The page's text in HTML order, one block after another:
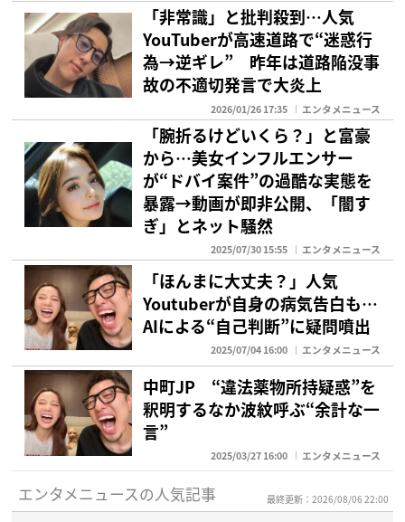
「非常識」と批判殺到…人気
YouTuberが高速道路で“迷惑行
為→逆ギレ” 昨年は道路陥没事
故の不適切発言で大炎上
2026/01/26 17:35 エンタメニュース
「腕折るけどいくら？」と富豪
から…美女インフルエンサー
が“ドバイ案件”の過酷な実態を
暴露→動画が即非公開、「闇す
ぎ」とネット騒然
2025/07/30 15:55 エンタメニュース
「ほんまに大丈夫？」人気
Youtuberが自身の病気告白も…
AIによる“自己判断”に疑問噴出
2025/07/04 16:00 エンタメニュース
中町JP “違法薬物所持疑惑”を
釈明するなか波紋呼ぶ“余計な一
言”
2025/03/27 16:00 エンタメニュース
エンタメニュースの人気記事 最終更新：2026/08/06 22:00